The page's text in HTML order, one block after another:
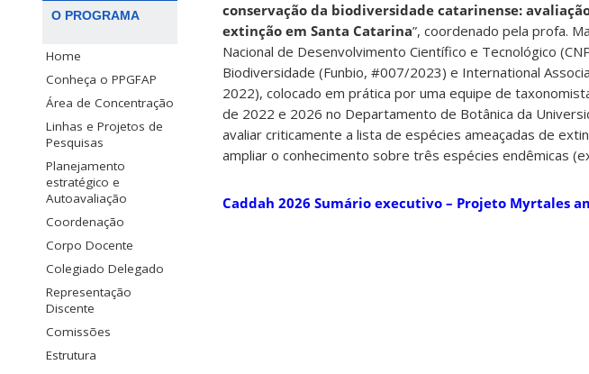
O PROGRAMA
Home
Conheça o PPGFAP
Área de Concentração
Linhas e Projetos de
Pesquisas
Planejamento
estratégico e
Autoavaliação
Coordenação
Corpo Docente
Colegiado Delegado
Representação
Discente
Comissões
Estrutura
conservação da biodiversidade catarinense:
extinção em Santa Catarina”, coordenado pela profa.
Nacional de Desenvolvimento Científico e Tecnológico
Biodiversidade (Funbio, #007/2023) e International
2022), colocado em prática por uma equipe de
de 2022 e 2026 no Departamento de Botânica da
avaliar criticamente a lista de espécies ameaçadas de
ampliar o conhecimento sobre três espécies endêmicas
Caddah 2026 Sumário executivo – Projeto Myrtales